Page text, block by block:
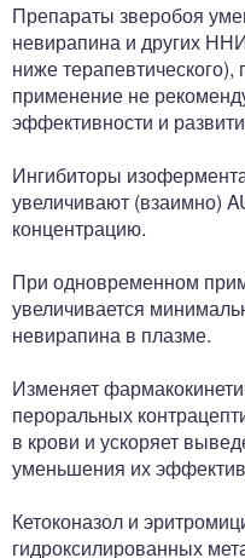
Препараты зверобоя
невирапина и других
ниже
применение не
эффективности и
Ингибиторы
увеличивают (взаимно)
концентрацию.
При одновременном
увеличивается
невирапина в плазме.
Изменяет
пероральных
в крови и ускоряет
уменьшения их
Кетоконазол и
гидроксилированных